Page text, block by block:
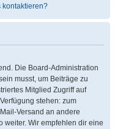
kontaktieren?
Die Board-Administration
musst, um Beiträge zu
Mitglied Zugriff auf
stehen: zum
Versand an andere
weiter. Wir empfehlen dir eine